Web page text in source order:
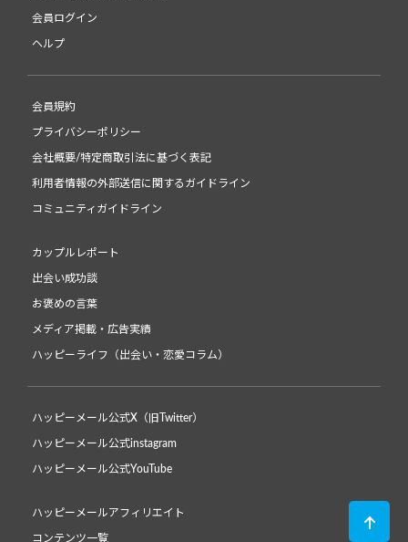
会員ログイン
ヘルプ
会員規約
プライバシーポリシー
会社概要/特定商取引法に基づく表記
利用者情報の外部送信に関するガイドライン
コミュニティガイドライン
カップルレポート
出会い成功談
お褒めの言葉
メディア掲載・広告実績
ハッピーライフ（出会い・恋愛コラム）
ハッピーメール公式X（旧Twitter）
ハッピーメール公式instagram
ハッピーメール公式YouTube
ハッピーメールアフィリエイト
コンテンツ一覧